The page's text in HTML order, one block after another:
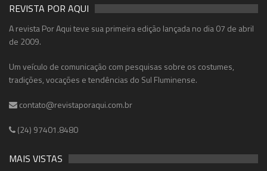
REVISTA POR AQUI
A revista Por Aqui teve sua primeira edição lançada no dia 07 de abril
de 2009.
Um veículo de comunicação com pesquisas sobre os costumes,
tradições, vocações e tendências do Sul Fluminense.
contato@revistaporaqui.com.br
(24) 97401.8480
MAIS VISTAS